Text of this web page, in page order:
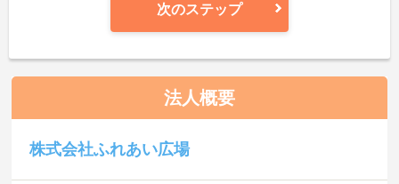
次のステップ
法人概要
株式会社ふれあい広場